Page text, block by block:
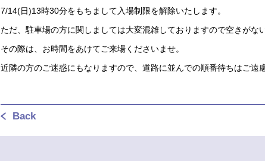
7/14(日)13時30分をもちまして入場制限を解除いたします。
ただ、駐車場の方に関しましては大変混雑しておりますので空きがな
その際は、お時間をあけてご来場くださいませ。
近隣の方のご迷惑にもなりますので、道路に並んでの順番待ちはご遠
Back